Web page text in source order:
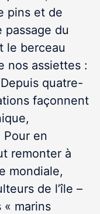
pins et de
du
le berceau
nos assiettes :
quatre-
façonnent
en
remonter à
mondiale,
de l’île –
« marins